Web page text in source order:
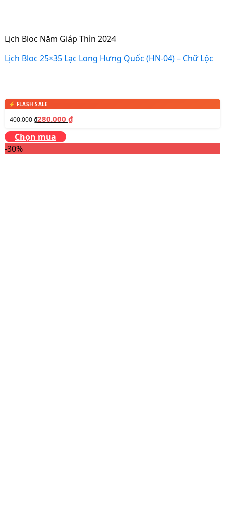
Lịch Bloc Năm Giáp Thìn 2024
Lịch Bloc 25×35 Lạc Long Hưng Quốc (HN-04) – Chữ Lộc
400.000₫280.000 ₫
Chọn mua
-30%